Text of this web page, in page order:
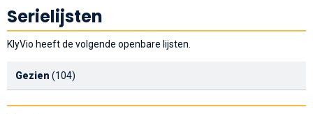
Serielijsten
KlyVio heeft de volgende openbare lijsten.
Gezien (104)